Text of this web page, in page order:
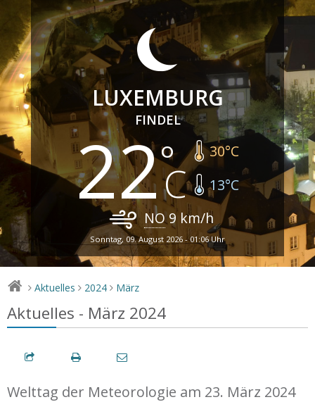
LUXEMBURG
FINDEL
22 30°C
13°C
NO9 km/h
Sonntag, 09. August 2026 - 01:06 Uhr
> Aktuelles > 2024 > März
Aktuelles - März 2024
Welttag der Meteorologie am 23. März 2024